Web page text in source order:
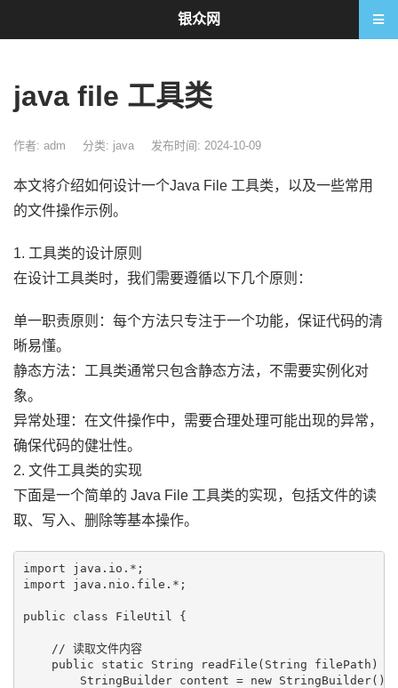
java file 工具类
作者: adm 分类: java 发布时间: 2024-10-09
本文将介绍如何设计一个Java File 工具类，以及一些常用
的文件操作示例。
1. 工具类的设计原则
在设计工具类时，我们需要遵循以下几个原则：
单一职责原则：每个方法只专注于一个功能，保证代码的清
晰易懂。
静态方法：工具类通常只包含静态方法，不需要实例化对
象。
异常处理：在文件操作中，需要合理处理可能出现的异常，
确保代码的健壮性。
2. 文件工具类的实现
下面是一个简单的 Java File 工具类的实现，包括文件的读
取、写入、删除等基本操作。
import java.io.*;
import java.nio.file.*;
public class FileUtil {
    // 读取文件内容
    public static String readFile(String filePath) {
        StringBuilder content = new StringBuilder();
银众网